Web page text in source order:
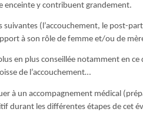
enceinte y contribuent grandement.
suivantes (l’accouchement, le post-
à son rôle de femme et/ou de
en plus conseillée notamment en
de l’accouchement…
à un accompagnement médical
durant les différentes étapes de cet